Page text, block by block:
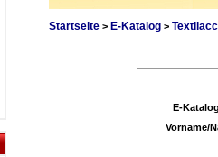
Startseite > E-Katalog>
E-
Vorname/